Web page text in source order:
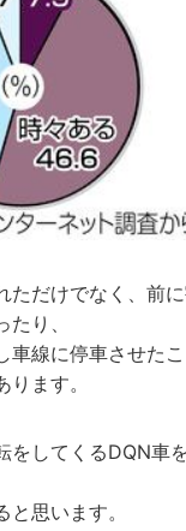
ただけでなく、前
り、
車線に停車させた
ます。
をしてくるDQN車
思います。